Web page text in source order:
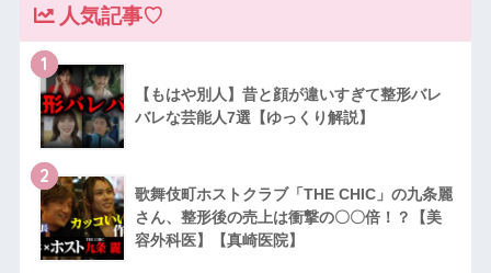
人気記事♡
1
【もはや別人】昔と顔が違いすぎて整形バレ
バレな芸能人7選【ゆっくり解説】
2
歌舞伎町ホストクラブ「THE CHIC」の九条麗
さん、整形後の売上は衝撃の〇〇倍！？【美
容外科医】【真崎医院】